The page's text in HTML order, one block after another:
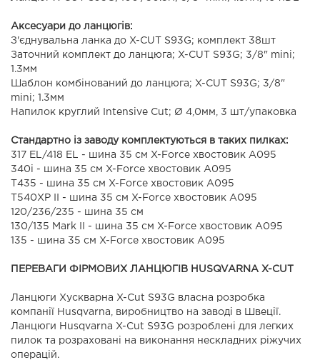
Аксесуари до ланцюгів:
З'єднувальна ланка до X-CUT S93G; комплект 38шт
Заточний комплект до ланцюга; X-CUT S93G; 3/8" mini;
1.3мм
Шаблон комбінований до ланцюга; X-CUT S93G; 3/8"
mini; 1.3мм
Напилок круглий Intensive Cut; Ø 4,0мм, 3 шт/упаковка
Стандартно із заводу комплектуються в таких пилках:
317 ЕL/418 EL - шина 35 см X-Force хвостовик А095
340i - шина 35 см X-Force хвостовик А095
Т435 - шина 35 см X-Force хвостовик А095
T540XP II - шина 35 см X-Force хвостовик А095
120/236/235 - шина 35 см
130/135 Mark II - шина 35 см X-Force хвостовик А095
135 - шина 35 см X-Force хвостовик А095
ПЕРЕВАГИ ФІРМОВИХ ЛАНЦЮГІВ HUSQVARNA X-CUT
Ланцюги Хускварна X-Cut S93G власна розробка
компанії Husqvarna, виробництво на заводі в Швеції.
Ланцюги Husqvarna X-Cut S93G розроблені для легких
пилок та розраховані на виконання нескладних ріжучих
операцій.